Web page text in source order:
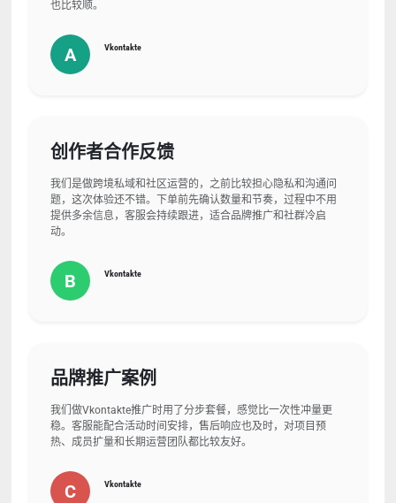
也比较顺。
A Vkontakte
创作者合作反馈
我们是做跨境私域和社区运营的，之前比较担心隐私和沟通问
题，这次体验还不错。下单前先确认数量和节奏，过程中不用
提供多余信息，客服会持续跟进，适合品牌推广和社群冷启
动。
B Vkontakte
品牌推广案例
我们做Vkontakte推广时用了分步套餐，感觉比一次性冲量更
稳。客服能配合活动时间安排，售后响应也及时，对项目预
热、成员扩量和长期运营团队都比较友好。
C Vkontakte